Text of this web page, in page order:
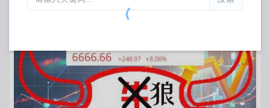
功能简介：
1、支持地址 精确/模糊 查询；
2、支持POI点坐标显示；